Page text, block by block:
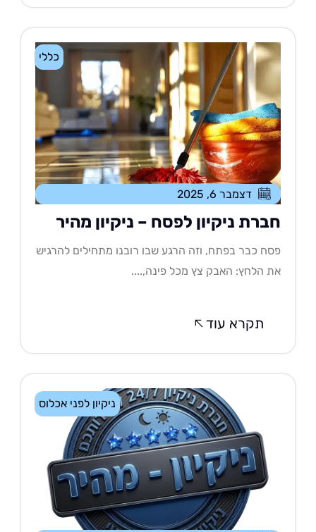
כללי
דצמבר 6, 2025
ניקיון לפסח – ניקיון מהיר
כבר בפתח, וזה הרגע שבו רובנו מתחילים להרגיש
הלחץ: האבק צץ מכל פינה,....
תקרא עוד
ניקיון לפני אכלוס